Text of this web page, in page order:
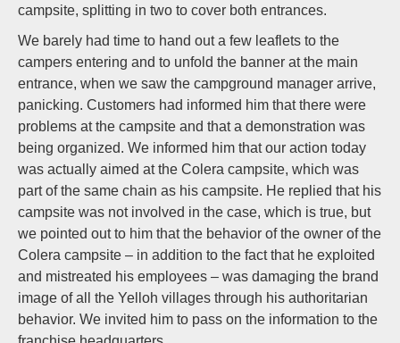
campsite, splitting in two to cover both entrances.
We barely had time to hand out a few leaflets to the
campers entering and to unfold the banner at the main
entrance, when we saw the campground manager arrive,
panicking. Customers had informed him that there were
problems at the campsite and that a demonstration was
being organized. We informed him that our action today
was actually aimed at the Colera campsite, which was
part of the same chain as his campsite. He replied that his
campsite was not involved in the case, which is true, but
we pointed out to him that the behavior of the owner of the
Colera campsite – in addition to the fact that he exploited
and mistreated his employees – was damaging the brand
image of all the Yelloh villages through his authoritarian
behavior. We invited him to pass on the information to the